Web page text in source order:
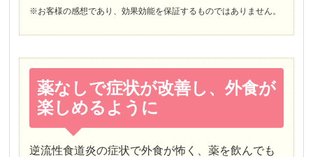
※お客様の感想であり、効果効能を保証するものではありません。
薬なしで症状が改善し、外食が
楽しめるように
逆流性食道炎の症状で外食が怖く、薬を飲んでも